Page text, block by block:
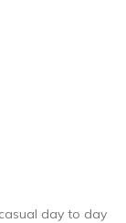
day to day